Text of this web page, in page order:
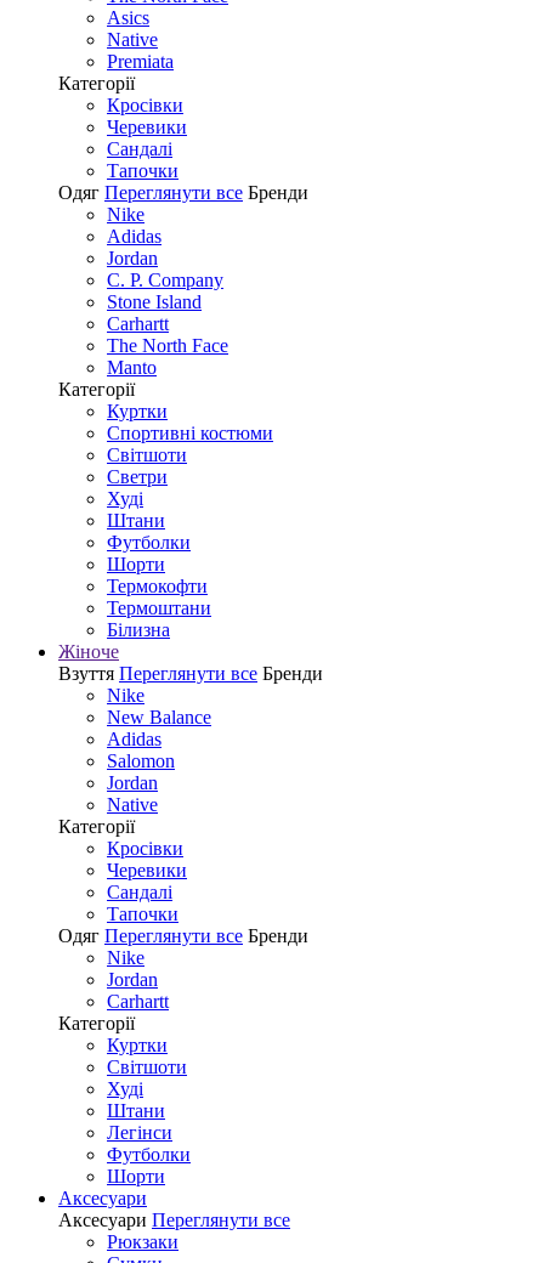
Asics
Native
Premiata
Категорії
Кросівки
Черевики
Сандалі
Tапочки
Одяг Переглянути все Бренди
Nike
Adidas
Jordan
C. P. Company
Stone Island
Carhartt
The North Face
Manto
Категорії
Куртки
Спортивні костюми
Світшоти
Светри
Худі
Штани
Футболки
Шорти
Термокофти
Термоштани
Білизна
Жіноче
Взуття Переглянути все Бренди
Nike
New Balance
Adidas
Salomon
Jordan
Native
Категорії
Кросівки
Черевики
Сандалі
Tапочки
Одяг Переглянути все Бренди
Nike
Jordan
Carhartt
Категорії
Куртки
Світшоти
Худі
Штани
Легінси
Футболки
Шорти
Аксесуари
Аксесуари Переглянути все
Рюкзаки